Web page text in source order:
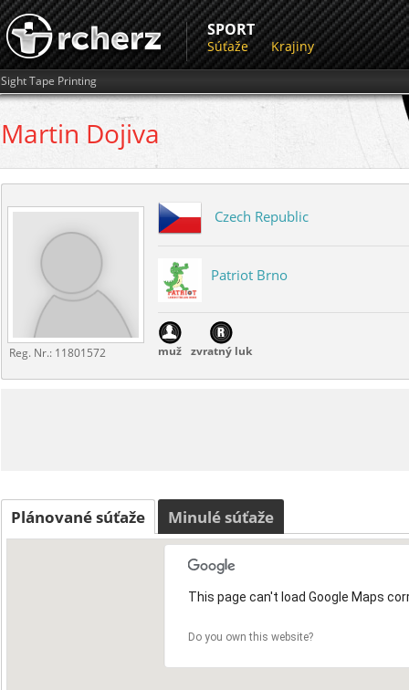
SPORT
Súťaže Krajiny
Sight Tape Printing
Martin Dojiva
Reg. Nr.: 11801572
Czech Republic
Patriot Brno
muž zvratný luk
Plánované súťaže Minulé súťaže
This page can't load Google Maps
Do you own this website?